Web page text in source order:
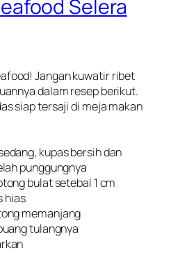
Selera
Jangan kuwatir ribet
dalam resep berikut.
siap tersaji di meja makan
kupas bersih dan
punggungnya
bulat setebal 1 cm
hias
memanjang
tulangnya